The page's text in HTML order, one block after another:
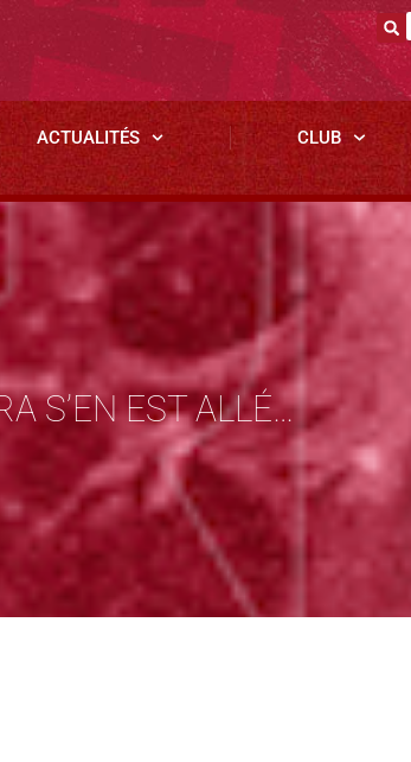
ACTUALITÉS CLUB
S’EN EST ALLÉ…